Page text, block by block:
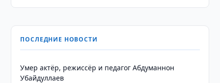
ПОСЛЕДНИЕ НОВОСТИ
Умер актёр, режиссёр и педагог Абдуманнон
Убайдуллаев